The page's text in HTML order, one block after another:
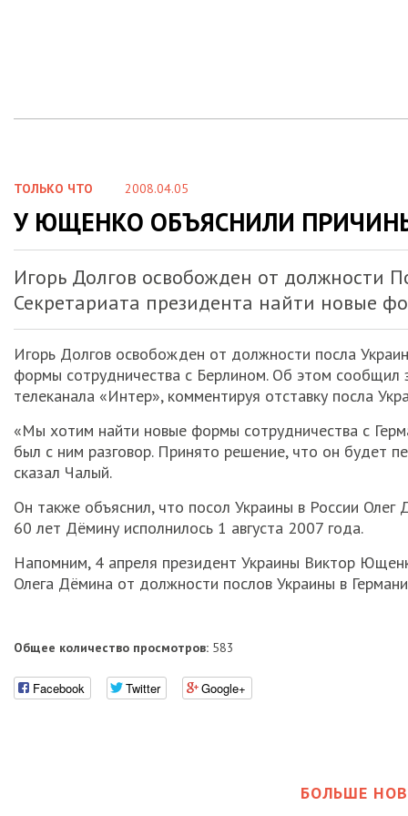
ТОЛЬКО ЧТО 2008.04.05
У ЮЩЕНКО ОБЪЯСНИЛИ
Игорь Долгов освобожден от должности
Секретариата президента найти новые
Игорь Долгов освобожден от должности посла
формы сотрудничества с Берлином. Об этом сообщил
телеканала «Интер», комментируя отставку посла
«Мы хотим найти новые формы сотрудничества с
был с ним разговор. Принято решение, что он будет
сказал Чалый.
Он также объяснил, что посол Украины в России Олег
60 лет Дёмину исполнилось 1 августа 2007 года.
Напомним, 4 апреля президент Украины Виктор
Олега Дёмина от должности послов Украины в
Общее количество просмотров: 583
Facebook Twitter Google+
БОЛЬШЕ